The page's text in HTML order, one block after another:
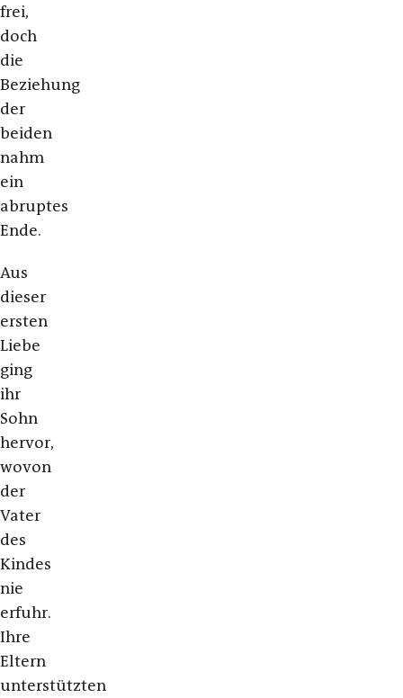
frei,
doch
die
Beziehung
der
beiden
nahm
ein
abruptes
Ende.
Aus
dieser
ersten
Liebe
ging
ihr
Sohn
hervor,
wovon
der
Vater
des
Kindes
nie
erfuhr.
Ihre
Eltern
unterstützten